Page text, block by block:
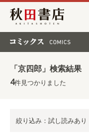
秋田書店
「京四郎」検索結果
4件見つかりました
絞り込み：試し読みあり